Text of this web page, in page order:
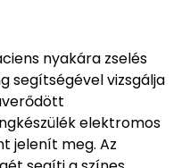
nyakára zselés
segítségével vizsgálja
elektromos
jelenít meg. Az